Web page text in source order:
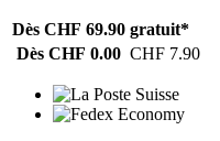
Dès CHF 69.90 gratuit*
Dès CHF 0.00 CHF 7.90